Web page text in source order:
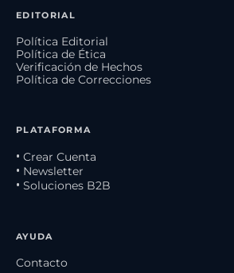
EDITORIAL
Política Editorial
Política de Ética
Verificación de Hechos
Política de Correcciones
PLATAFORMA
• Crear Cuenta
• Newsletter
• Soluciones B2B
AYUDA
Contacto